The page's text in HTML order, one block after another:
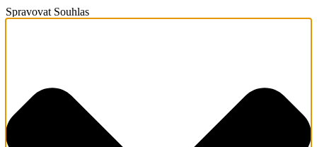
Spravovat Souhlas